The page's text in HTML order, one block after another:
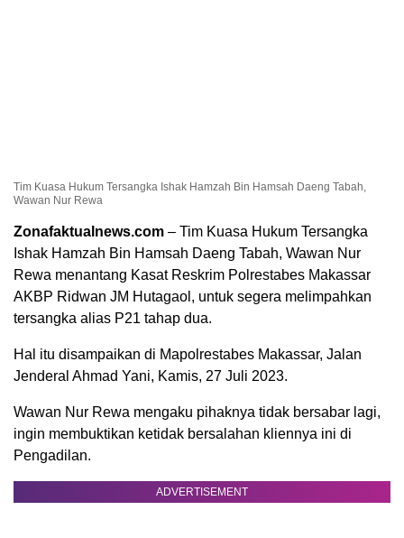
Tim Kuasa Hukum Tersangka Ishak Hamzah Bin Hamsah Daeng Tabah,
Wawan Nur Rewa
Zonafaktualnews.com – Tim Kuasa Hukum Tersangka
Ishak Hamzah Bin Hamsah Daeng Tabah, Wawan Nur
Rewa menantang Kasat Reskrim Polrestabes Makassar
AKBP Ridwan JM Hutagaol, untuk segera melimpahkan
tersangka alias P21 tahap dua.
Hal itu disampaikan di Mapolrestabes Makassar, Jalan
Jenderal Ahmad Yani, Kamis, 27 Juli 2023.
Wawan Nur Rewa mengaku pihaknya tidak bersabar lagi,
ingin membuktikan ketidak bersalahan kliennya ini di
Pengadilan.
ADVERTISEMENT